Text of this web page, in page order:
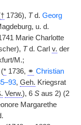
† 1736), Td. Georg
u. d.
Marie Charlotte
Td. Carl v. der
M.;
* 1736, ⚭ Christian
, Geh. Kriegsrat
Verw.), 6 S aus 2) (2
Margarethe